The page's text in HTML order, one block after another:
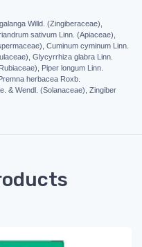
Willd. (Zingiberaceae),
sativum Linn. (Apiaceae),
Cuminum cyminum Linn.
Glycyrrhiza glabra Linn.
Piper longum Linn.
herbacea Roxb.
& Wendl. (Solanaceae), Zingiber